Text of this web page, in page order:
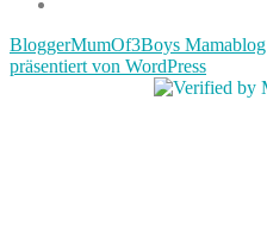
BloggerMumOf3Boys Mamablog
präsentiert von WordPress